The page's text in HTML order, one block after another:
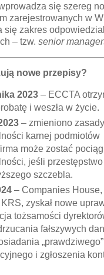
się szereg
zarejestrowanych w
się zakres
– tzw. senior
nowe przepisy?
2023– ECCTA
i weszła w życie.
– zmieniono zasady
karnej podmiotów
może zostać
jeśli przestępstwo
szczebla.
– Companies House,
zyskał nowe
tożsamości
fałszywych
i zgłoszenia